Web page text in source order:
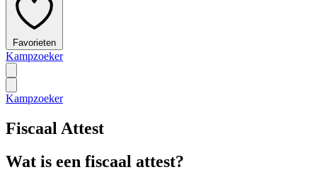
Favorieten
Kampzoeker
Kampzoeker
Fiscaal Attest
Wat is een fiscaal attest?